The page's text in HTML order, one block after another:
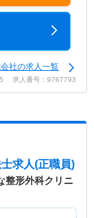
社の求人一覧
求人番号：9767793
求人(正職員)
整形外科クリニ